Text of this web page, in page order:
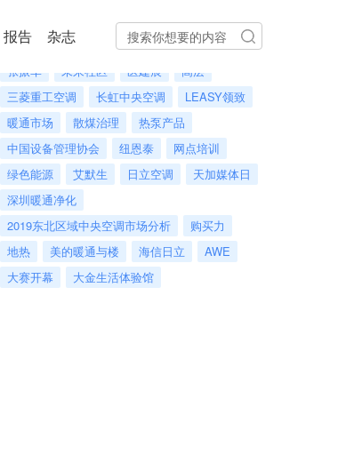
报告 杂志
李宁 海立电器 特灵渠道商
原厂保养
张振军
未来社区 医建展
高层
三菱重工空调
长虹中央空调
LEASY领致
暖通市场
散煤治理
热泵产品
中国设备管理协会
纽恩泰
网点培训
绿色能源
艾默生 日立空调
天加媒体日
深圳暖通净化
2019东北区域中央空调市场分析
购买力
地热
美的暖通与楼 海信日立
AWE
大赛开幕
大金生活体验馆